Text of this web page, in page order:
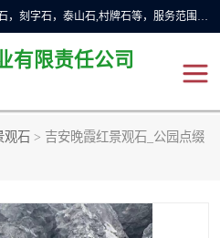
武汉明石石业公司主营景观石，门牌石，刻字石，泰山石,村牌石等，服务范围主要有：武汉，咸宁等地区。公司秉承敬业奉献、锐意创新的企业精神，从无到有，从小到大，以一种产业报国的创业精神，竭诚为客户提供服务，为社会设计财富。
有限责任公司
观石 > 吉安晚霞红景观石_公园点缀
奠基石